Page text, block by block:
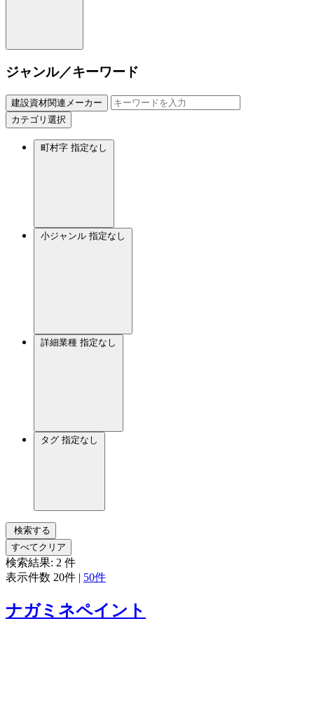
ジャンル／キーワード
建設資材関連メーカー
カテゴリ選択
町村字 指定なし
小ジャンル 指定なし
詳細業種 指定なし
タグ 指定なし
検索する
すべてクリア
検索結果: 2 件
表示件数 20件 | 50件
ナガミネペイント